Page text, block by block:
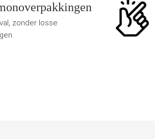
zonder losse